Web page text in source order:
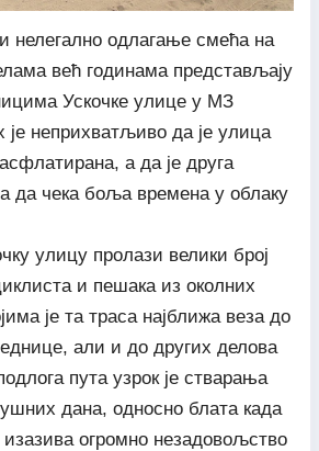
нелегално одлагање смећа на
већ годинама представљају
Ускочке улице у МЗ
неприхватљиво да је улица
а да је друга
да чека боља времена у облаку
улицу пролази велики број
и пешака из околних
је та траса најближа веза до
али и до других делова
пута узрок је стварања
дана, односно блата када
огромно незадовољство